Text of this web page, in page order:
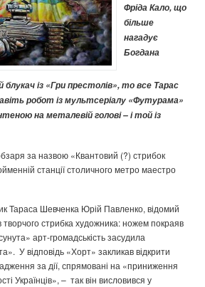
Фріда Кало, що
більше
нагадує
Богдана
блукач із «Гри престолів», то все Тарас
робот із мультсеріалу «Футурама»
на металевій голові – і той із
за назвою «Квантовий (?) стрибок
станції столичного метро маестро
Тараса Шевченка Юрій Павленко, відомий
стрибка художника: ножем покраяв
арт-громадськість засудила
У відповідь «Хорт» закликав відкрити
за дії, спрямовані на «приниження
Українців», – так він висловився у